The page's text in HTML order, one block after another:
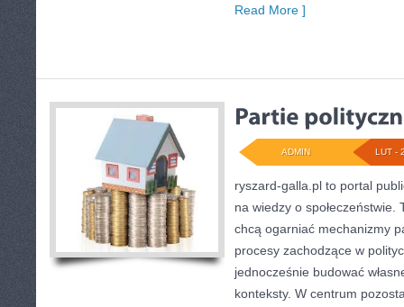
Read More ]
LUT -
ADMIN
ryszard-galla.pl to portal
na wiedzy o
chcą ogarniać mechanizmy
procesy zachodzące w
jednocześnie budować
konteksty. W centrum